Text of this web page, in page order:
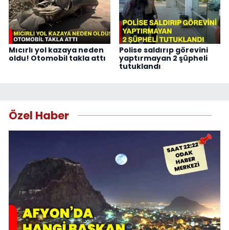
Mıcırlı yol kazaya neden
oldu! Otomobil takla attı
Polise saldırıp görevini
yaptırmayan 2 şüpheli
tutuklandı
Özel Haber